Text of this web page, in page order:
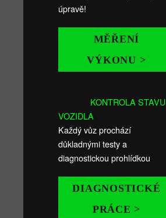
úpravě!
MĚŘENÍ
VÝKONU >
KONTROLA STAVU
VOZIDLA
Každý vůz prochází
důkladnými testy a
diagnostickou prohlídkou
DIAGNOSTICKÉ
PRÁCE >